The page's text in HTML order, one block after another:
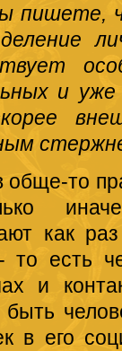
пишете,
и
обще-то
как
то есть
и
в его